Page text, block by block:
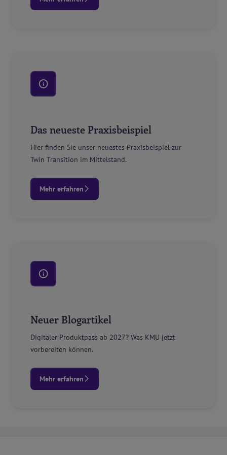
Das neueste Praxisbeispiel
Hier finden Sie unser neuestes Praxisbeispiel zur
Twin Transition im Mittelstand.
Mehr erfahren
Neuer Blogartikel
Digitaler Produktpass ab 2027? Was KMU jetzt
vorbereiten können.
Mehr erfahren